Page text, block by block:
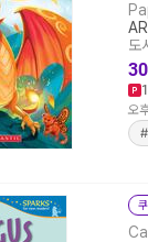
도
30
오